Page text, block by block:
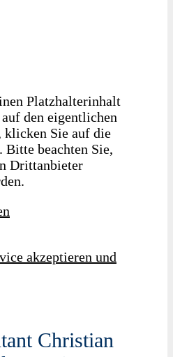
Platzhalterinhalt
den eigentlichen
Sie auf die
Bitte beachten Sie,
Drittanbieter
akzeptieren und
Christian